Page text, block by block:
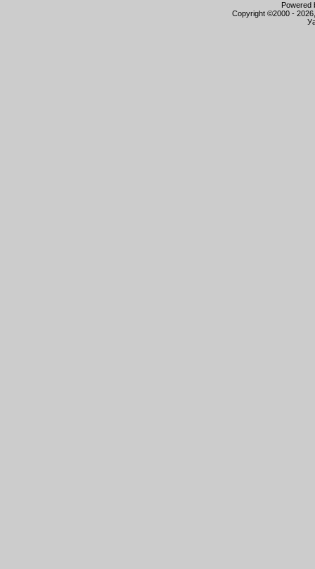
Powered
Copyright ©2000 -